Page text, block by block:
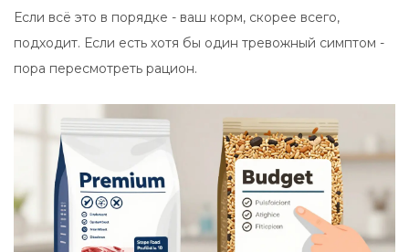
Если всё это в порядке - ваш корм, скорее всего,
подходит. Если есть хотя бы один тревожный симптом -
пора пересмотреть рацион.